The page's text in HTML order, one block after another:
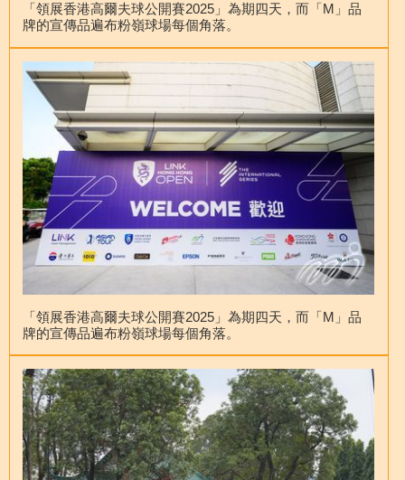
「領展香港高爾夫球公開賽2025」為期四天，而「M」品
牌的宣傳品遍布粉嶺球場每個角落。
「領展香港高爾夫球公開賽2025」為期四天，而「M」品
牌的宣傳品遍布粉嶺球場每個角落。